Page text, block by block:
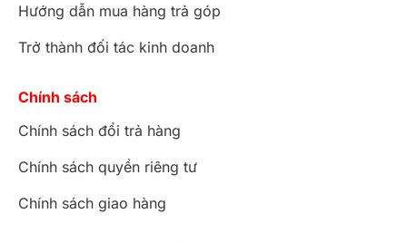
Hướng dẫn mua hàng trả góp
Trở thành đối tác kinh doanh
Chính sách
Chính sách đổi trả hàng
Chính sách quyền riêng tư
Chính sách giao hàng